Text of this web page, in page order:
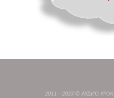
2011 - 2023 © АУДИО